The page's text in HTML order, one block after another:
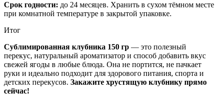
Срок годности: до 24 месяцев. Хранить в сухом тёмном месте
при комнатной температуре в закрытой упаковке.
Итог
Сублимированная клубника 150 гр — это полезный
перекус, натуральный ароматизатор и способ добавить вкус
свежей ягоды в любые блюда. Она не портится, не пачкает
руки и идеально подходит для здорового питания, спорта и
детских перекусов. Закажите хрустящую клубнику прямо
сейчас!